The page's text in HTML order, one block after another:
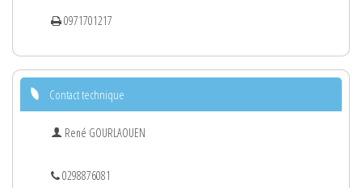
0971701217
Contact technique
René GOURLAOUEN
0298876081